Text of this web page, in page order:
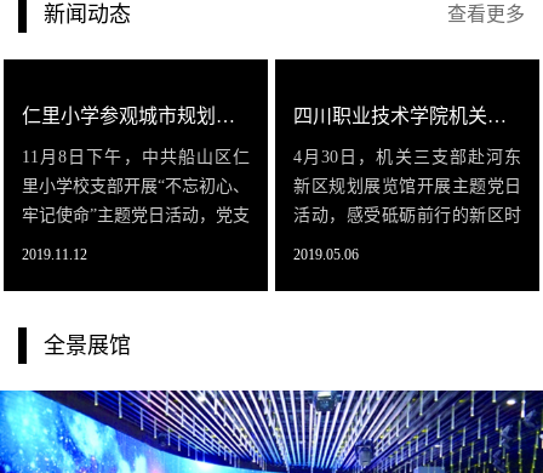
查看更多
新闻动态
仁里小学参观城市规划展览馆，体验河东新区发展圆梦之旅
11月8日下午，中共船山区仁
里小学校支部开展“不忘初心、
牢记使命”主题党日活动，党支
变迁，发展现状和规划远景。
在河东新区规
2019.11.12
四川职业技术学院机关三支部赴河东新区规划展览馆开展主题党日活动
4月30日，机关三支部赴河东
新区规划展览馆开展主题党日
活动，感受砥砺前行的新区时
2019.05.06
全景展馆